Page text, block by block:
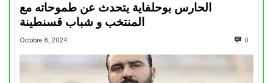
الحارس بوحلفاية يتحدث عن طموحاته مع
المنتخب و شباب قسنطينة
Octobre 8, 2024 0